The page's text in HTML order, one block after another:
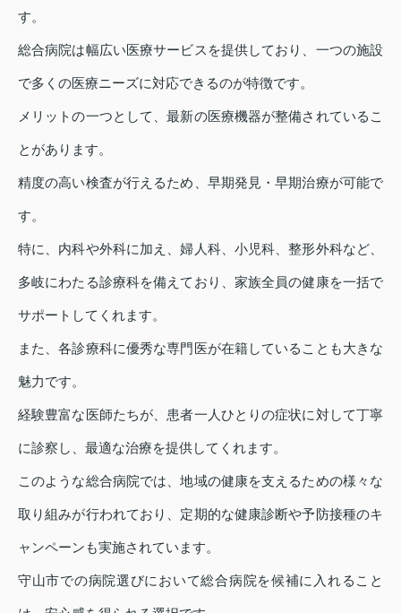
す。
総合病院は幅広い医療サービスを提供しており、一つの施設
で多くの医療ニーズに対応できるのが特徴です。
メリットの一つとして、最新の医療機器が整備されているこ
とがあります。
精度の高い検査が行えるため、早期発見・早期治療が可能で
す。
特に、内科や外科に加え、婦人科、小児科、整形外科など、
多岐にわたる診療科を備えており、家族全員の健康を一括で
サポートしてくれます。
また、各診療科に優秀な専門医が在籍していることも大きな
魅力です。
経験豊富な医師たちが、患者一人ひとりの症状に対して丁寧
に診察し、最適な治療を提供してくれます。
このような総合病院では、地域の健康を支えるための様々な
取り組みが行われており、定期的な健康診断や予防接種のキ
ャンペーンも実施されています。
守山市での病院選びにおいて総合病院を候補に入れること